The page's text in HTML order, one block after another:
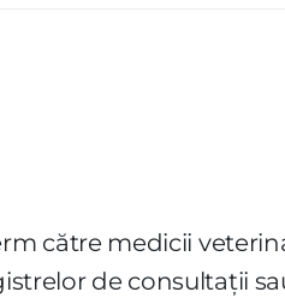
către medicii
de consultații